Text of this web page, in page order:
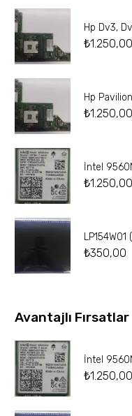
Hp Dv3,
₺1.250,00
Hp
₺1.250,00
İntel
₺1.250,00
₺350,00
Avantajlı Fırsatlar
İntel
₺1.250,00